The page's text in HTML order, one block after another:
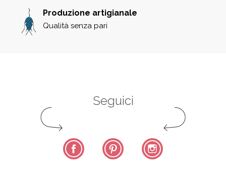
Produzione artigianale
Qualità senza pari
Seguici
Facebook Pinterest